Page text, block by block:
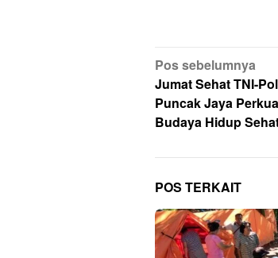
Navigasi
pos
Pos sebelumnya
Jumat Sehat TNI-
Puncak Jaya
Budaya Hidup
POS TERKAIT